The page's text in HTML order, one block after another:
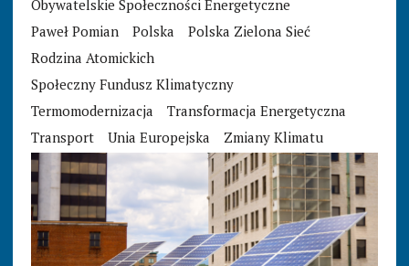
Obywatelskie Społeczności Energetyczne
Paweł Pomian
Polska
Polska Zielona Sieć
Rodzina Atomickich
Społeczny Fundusz Klimatyczny
Termomodernizacja
Transformacja Energetyczna
Transport
Unia Europejska Zmiany Klimatu